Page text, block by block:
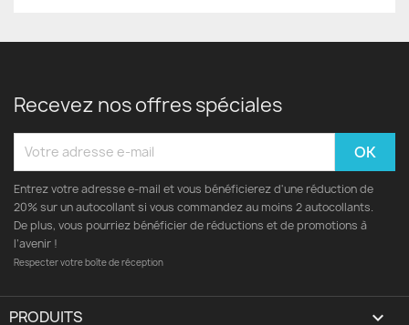
Recevez nos offres spéciales
Entrez votre adresse e-mail et vous bénéficierez d'une réduction de
20% sur un autocollant si vous commandez au moins 2 autocollants.
De plus, vous pourriez bénéficier de réductions et de promotions à
l’avenir !
Respecter votre boîte de réception
PRODUITS 